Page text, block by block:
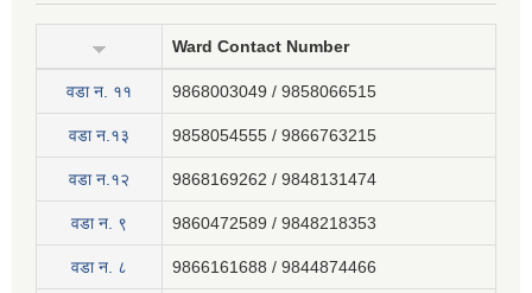
Ward Contact Number
वडा न‍. ११ 9868003049 / 9858066515
वडा न.१३ 9858054555 / 9866763215
वडा न.१२ 9868169262 / 9848131474
वडा न. ९ 9860472589 / 9848218353
वडा न. ८ 9866161688 / 9844874466